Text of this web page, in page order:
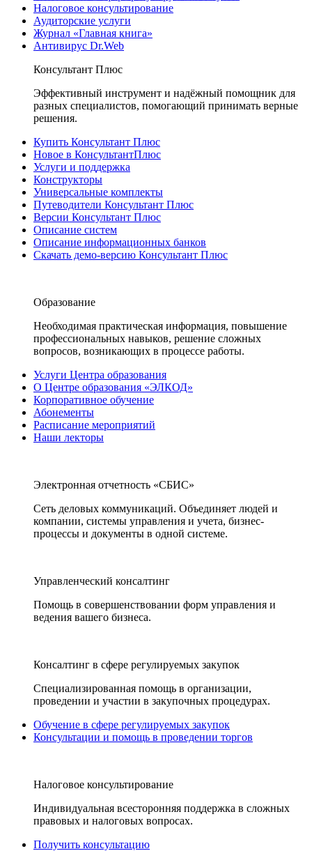
Налоговое консультирование
Аудиторские услуги
Журнал «Главная книга»
Антивирус Dr.Web
Консультант Плюс
Эффективный инструмент и надёжный помощник для
разных специалистов, помогающий принимать верные
решения.
Купить Консультант Плюс
Новое в КонсультантПлюс
Услуги и поддержка
Конструкторы
Универсальные комплекты
Путеводители Консультант Плюс
Версии Консультант Плюс
Описание систем
Описание информационных банков
Скачать демо-версию Консультант Плюс
Образование
Необходимая практическая информация, повышение
профессиональных навыков, решение сложных
вопросов, возникающих в процессе работы.
Услуги Центра образования
О Центре образования «ЭЛКОД»
Корпоративное обучение
Абонементы
Расписание мероприятий
Наши лекторы
Электронная отчетность «СБИС»
Сеть деловых коммуникаций. Объединяет людей и
компании, системы управления и учета, бизнес-
процессы и документы в одной системе.
Управленческий консалтинг
Помощь в совершенствовании форм управления и
ведения вашего бизнеса.
Консалтинг в сфере регулируемых закупок
Специализированная помощь в организации,
проведении и участии в закупочных процедурах.
Обучение в сфере регулируемых закупок
Консультации и помощь в проведении торгов
Налоговое консультирование
Индивидуальная всесторонняя поддержка в сложных
правовых и налоговых вопросах.
Получить консультацию